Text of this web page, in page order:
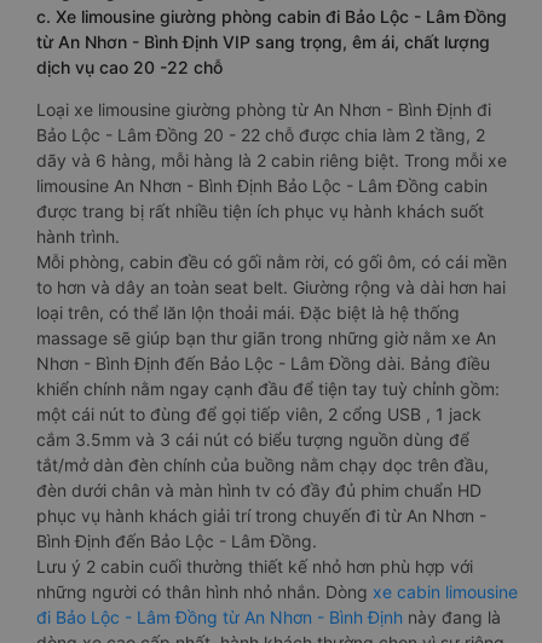
c. Xe limousine giường phòng cabin đi Bảo Lộc - Lâm Đồng
từ An Nhơn - Bình Định VIP sang trọng, êm ái, chất lượng
dịch vụ cao 20 -22 chỗ
Loại xe limousine giường phòng từ An Nhơn - Bình Định đi
Bảo Lộc - Lâm Đồng 20 - 22 chỗ được chia làm 2 tầng, 2
dãy và 6 hàng, mỗi hàng là 2 cabin riêng biệt. Trong mỗi xe
limousine An Nhơn - Bình Định Bảo Lộc - Lâm Đồng cabin
được trang bị rất nhiều tiện ích phục vụ hành khách suốt
hành trình.
Mỗi phòng, cabin đều có gối nằm rời, có gối ôm, có cái mền
to hơn và dây an toàn seat belt. Giường rộng và dài hơn hai
loại trên, có thể lăn lộn thoải mái. Đặc biệt là hệ thống
massage sẽ giúp bạn thư giãn trong những giờ nằm xe An
Nhơn - Bình Định đến Bảo Lộc - Lâm Đồng dài. Bảng điều
khiển chính nằm ngay cạnh đầu để tiện tay tuỳ chỉnh gồm:
một cái nút to đùng để gọi tiếp viên, 2 cổng USB , 1 jack
cắm 3.5mm và 3 cái nút có biểu tượng nguồn dùng để
tắt/mở dàn đèn chính của buồng nằm chạy dọc trên đầu,
đèn dưới chân và màn hình tv có đầy đủ phim chuẩn HD
phục vụ hành khách giải trí trong chuyến đi từ An Nhơn -
Bình Định đến Bảo Lộc - Lâm Đồng.
Lưu ý 2 cabin cuối thường thiết kế nhỏ hơn phù hợp với
những người có thân hình nhỏ nhắn. Dòng xe cabin limousine
đi Bảo Lộc - Lâm Đồng từ An Nhơn - Bình Định này đang là